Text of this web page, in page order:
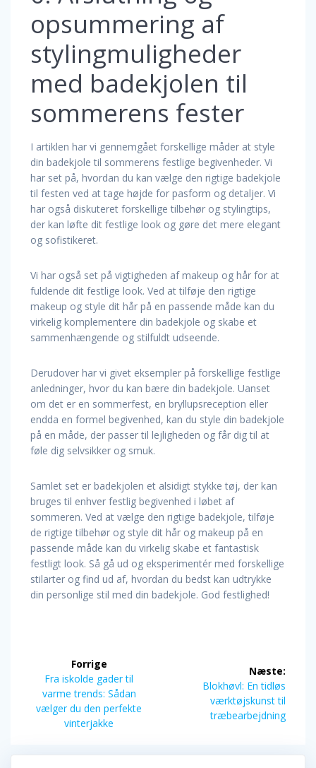
opsummering af
stylingmuligheder
med badekjolen til
sommerens fester
I artiklen har vi gennemgået forskellige måder at style
din badekjole til sommerens festlige begivenheder. Vi
har set på, hvordan du kan vælge den rigtige badekjole
til festen ved at tage højde for pasform og detaljer. Vi
har også diskuteret forskellige tilbehør og stylingtips,
der kan løfte dit festlige look og gøre det mere elegant
og sofistikeret.
Vi har også set på vigtigheden af makeup og hår for at
fuldende dit festlige look. Ved at tilføje den rigtige
makeup og style dit hår på en passende måde kan du
virkelig komplementere din badekjole og skabe et
sammenhængende og stilfuldt udseende.
Derudover har vi givet eksempler på forskellige festlige
anledninger, hvor du kan bære din badekjole. Uanset
om det er en sommerfest, en bryllupsreception eller
endda en formel begivenhed, kan du style din badekjole
på en måde, der passer til lejligheden og får dig til at
føle dig selvsikker og smuk.
Samlet set er badekjolen et alsidigt stykke tøj, der kan
bruges til enhver festlig begivenhed i løbet af
sommeren. Ved at vælge den rigtige badekjole, tilføje
de rigtige tilbehør og style dit hår og makeup på en
passende måde kan du virkelig skabe et fantastisk
festligt look. Så gå ud og eksperimentér med forskellige
stilarter og find ud af, hvordan du bedst kan udtrykke
din personlige stil med din badekjole. God festlighed!
Indlægsnavigation
Forrige
Forrige
indlæg:
Fra iskolde gader til
varme trends: Sådan
vælger du den perfekte
vinterjakke
Næste:
Næste
indlæg:
Blokhøvl: En tidløs
værktøjskunst til
træbearbejdning